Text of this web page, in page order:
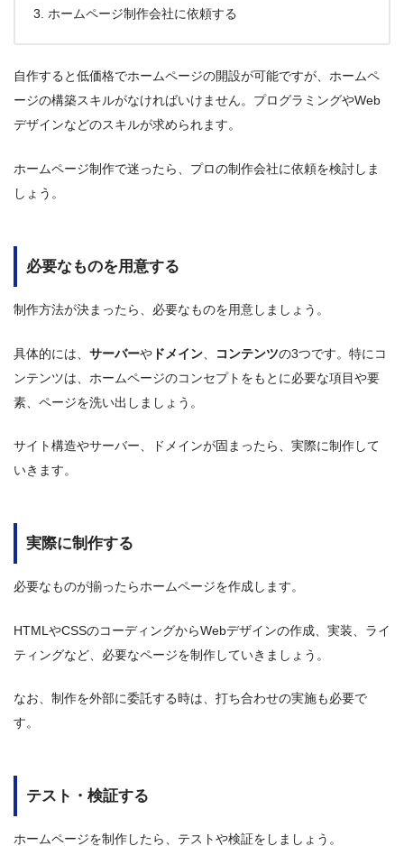
ホームページ制作会社に依頼する
自作すると低価格でホームページの開設が可能ですが、ホームペ
ージの構築スキルがなければいけません。プログラミングやWeb
デザインなどのスキルが求められます。
ホームページ制作で迷ったら、プロの制作会社に依頼を検討しま
しょう。
必要なものを用意する
制作方法が決まったら、必要なものを用意しましょう。
具体的には、 サーバーや ドメイン コンテンツの3つです。特にコ
ンテンツは、ホームページのコンセプトをもとに必要な項目や要
素、ページを洗い出しましょう。
サイト構造やサーバー、ドメインが固まったら、実際に制作して
いきます。
実際に制作する
必要なものが揃ったらホームページを作成します。
HTMLやCSSのコーディングからWebデザインの作成、実装、ライ
ティングなど、必要なページを制作していきましょう。
なお、制作を外部に委託する時は、打ち合わせの実施も必要で
す。
テスト・検証する
ホームページを制作したら、テストや検証をしましょう。